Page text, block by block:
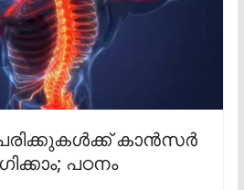
പരിക്കുകൾക്ക് കാൻസർ
പഠനം